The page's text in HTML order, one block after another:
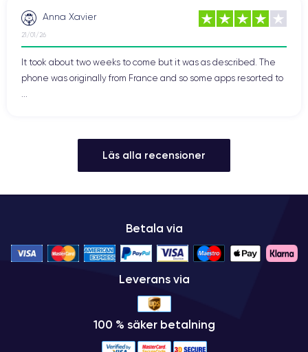
Anna Xavier
21/01/26
It took about two weeks to come but it was as described. The
phone was originally from France and so some apps resorted to
Läs alla recensioner
Betala via
Leverans via
100 % säker betalning